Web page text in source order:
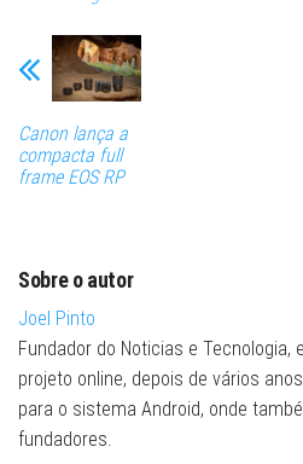
Canon lança a
compacta full
frame EOS RP
Sobre o autor
Joel Pinto
Fundador do Noticias e
projeto online, depois de vários
para o sistema Android, onde
fundadores.